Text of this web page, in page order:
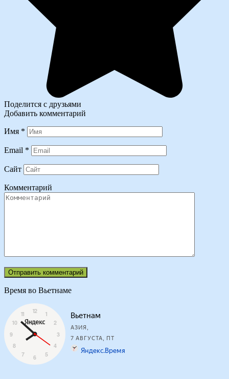
Поделится с друзьями
Добавить комментарий
Имя *
Email *
Сайт
Комментарий
Время во Вьетнаме